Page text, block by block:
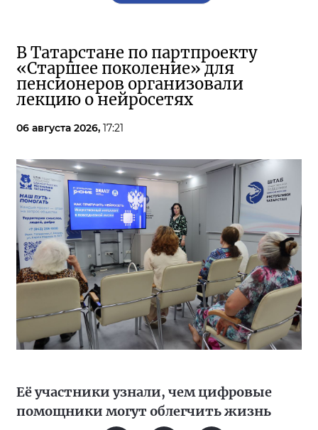
В Татарстане по партпроекту
«Старшее поколение» для
пенсионеров организовали
лекцию о нейросетях
06 августа 2026, 17:21
Её участники узнали, чем цифровые
помощники могут облегчить жизнь